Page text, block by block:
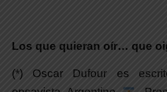
Los que quieran oír… que
(*) Oscar Dufour es